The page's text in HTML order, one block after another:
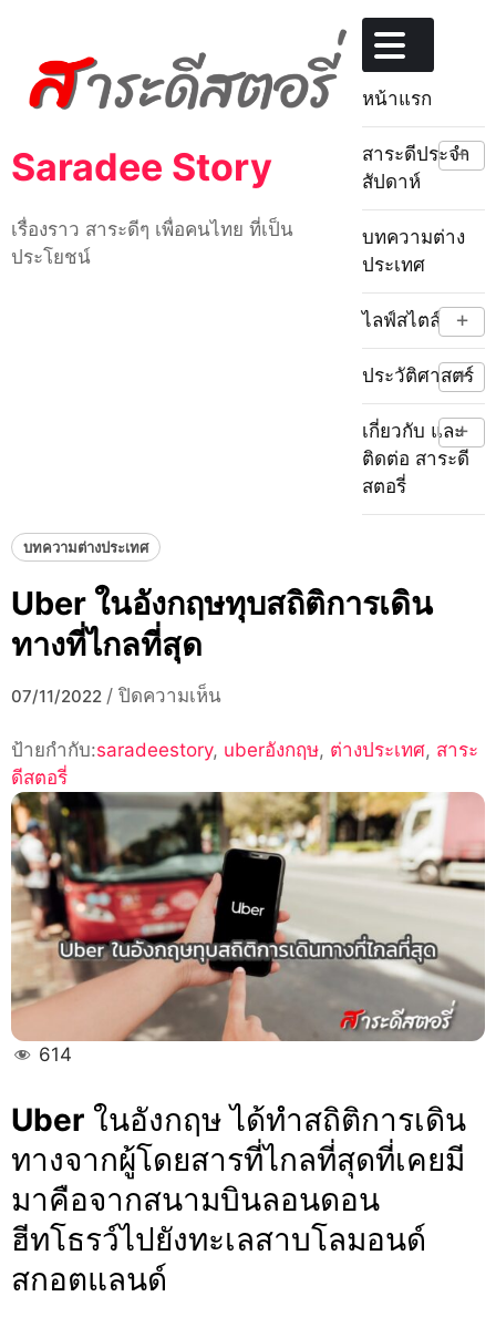
content
Saradee Story
เรื่องราว สาระดีๆ เพื่อคนไทย ที่เป็น
ประโยชน์
หน้าแรก
สาระดีประจำ
สัปดาห์
+
บทความต่าง
ประเทศ
ไลฟ์สไตล์ +
ประวัติศาสตร์
+
เกี่ยวกับ และ
ติดต่อ สาระดี
สตอรี่
+
บทความต่างประเทศ
Uber ในอังกฤษทุบสถิติการเดิน
ทางที่ไกลที่สุด
07/11/2022 / ปิดความเห็นบน
ใน
ทุบ
สถิติ
การ
เดิน
ทาง
ที่
ไกล
ที่สุด
ป้ายกำกับ:saradeestory, uberอังกฤษ, ต่างประเทศ, สาระ
ดีสตอรี่
614
Uber ในอังกฤษ ได้ทำสถิติการเดิน
ทางจากผู้โดยสารที่ไกลที่สุดที่เคยมี
มาคือจากสนามบินลอนดอน
ฮีทโธรว์ไปยังทะเลสาบโลมอนด์
สกอตแลนด์